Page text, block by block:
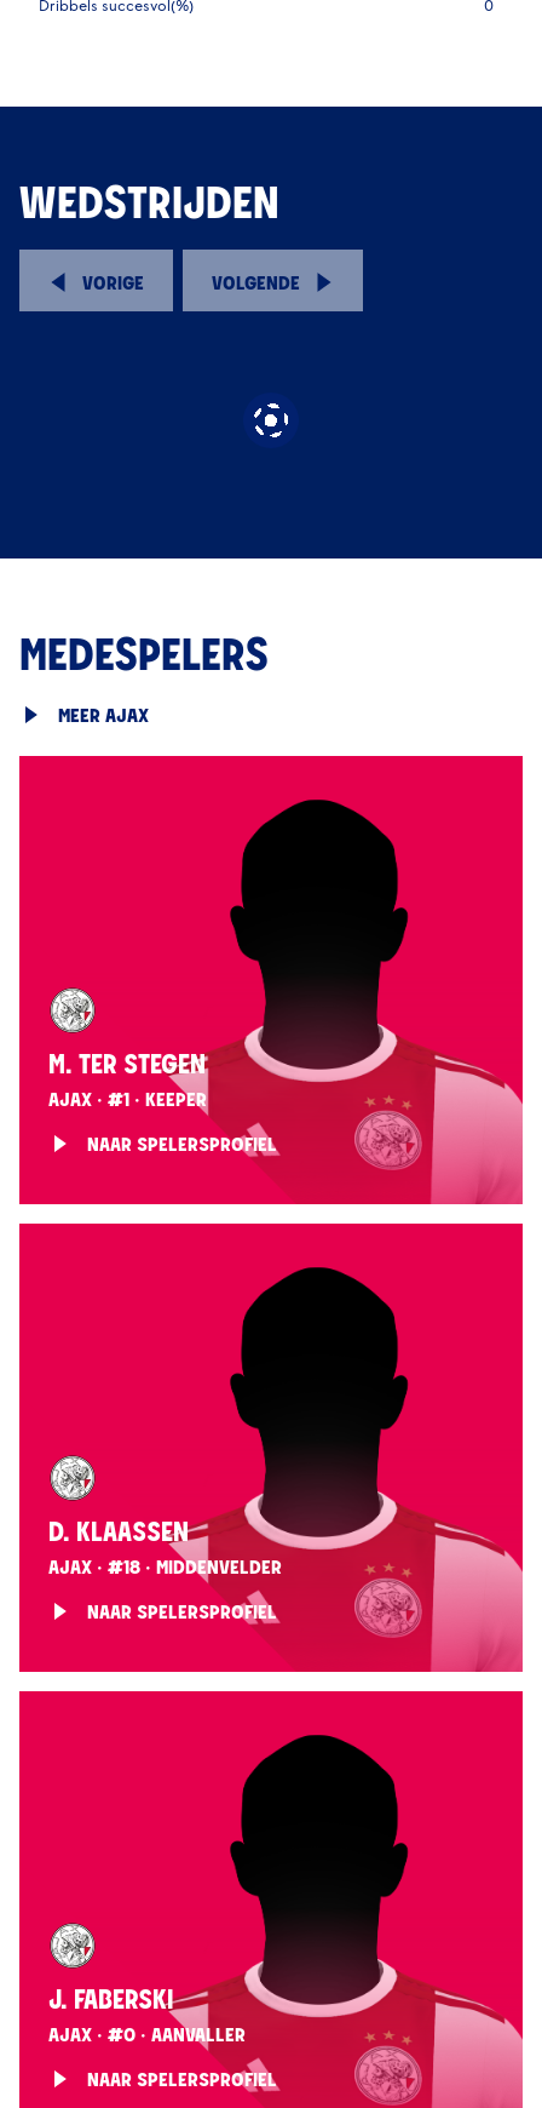
Dribbels succesvol(%) 0
WEDSTRIJDEN
VORIGE VOLGENDE
MEDESPELERS
MEER AJAX
M. TER STEGEN
AJAX · #1 · KEEPER
NAAR SPELERSPROFIEL
D. KLAASSEN
AJAX · #18 · MIDDENVELDER
NAAR SPELERSPROFIEL
J. FABERSKI
AJAX · #0 · AANVALLER
NAAR SPELERSPROFIEL